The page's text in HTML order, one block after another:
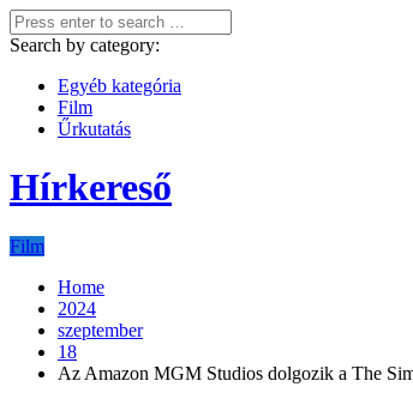
Search by category:
Egyéb kategória
Film
Űrkutatás
Hírkereső
Film
Home
2024
szeptember
18
Az Amazon MGM Studios dolgozik a The